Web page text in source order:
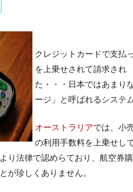
クレジットカードで支払
を上乗せされて請求され
た・・・日本ではあまり
ージ」と呼ばれるシステ
オーストラリアでは、小
の利用手数料を上乗せし
り法律で認めらており、航空券
が珍しくありません。